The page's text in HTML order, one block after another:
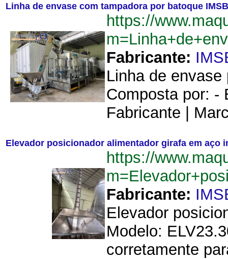
Linha de envase com tampadora por batoque
https://
Fabricante:
Linha de
Composta por: -
Fabricante |
Elevador posicionador alimentador girafa em aço
https://
Fabricante:
Elevador
Modelo:
corretamente